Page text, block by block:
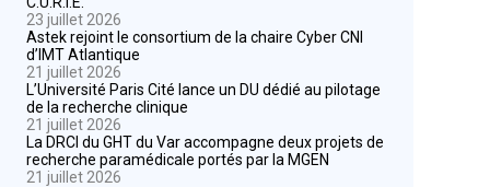
23 juillet 2026
Astek rejoint le consortium de la chaire Cyber CNI
d’IMT Atlantique
21 juillet 2026
L’Université Paris Cité lance un DU dédié au pilotage
de la recherche clinique
21 juillet 2026
La DRCI du GHT du Var accompagne deux projets de
recherche paramédicale portés par la MGEN
21 juillet 2026